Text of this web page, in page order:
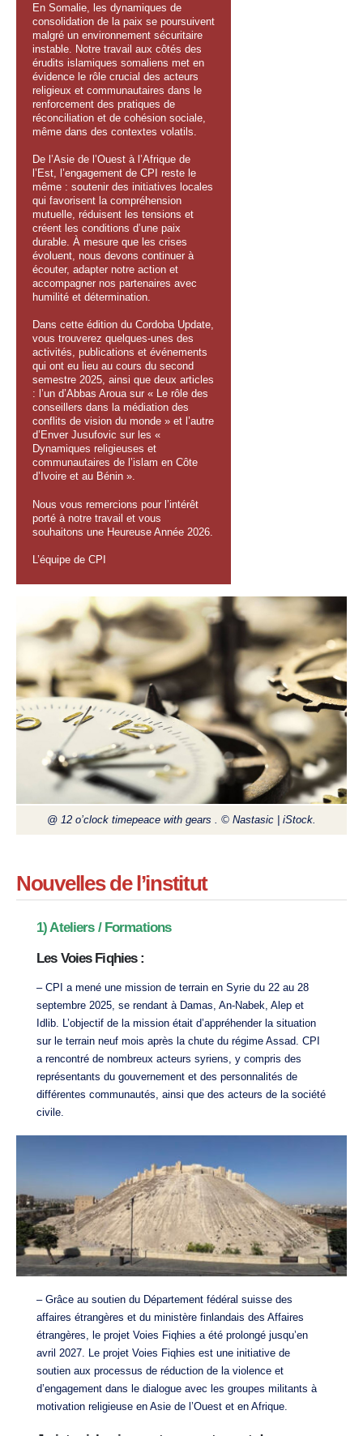
En Somalie, les dynamiques de
consolidation de la paix se poursuivent
malgré un environnement sécuritaire
instable. Notre travail aux côtés des
érudits islamiques somaliens met en
évidence le rôle crucial des acteurs
religieux et communautaires dans le
renforcement des pratiques de
réconciliation et de cohésion sociale,
même dans des contextes volatils.
De l’Asie de l’Ouest à l’Afrique de
l’Est, l’engagement de CPI reste le
même : soutenir des initiatives locales
qui favorisent la compréhension
mutuelle, réduisent les tensions et
créent les conditions d’une paix
durable. À mesure que les crises
évoluent, nous devons continuer à
écouter, adapter notre action et
accompagner nos partenaires avec
humilité et détermination.
Dans cette édition du Cordoba Update,
vous trouverez quelques-unes des
activités, publications et événements
qui ont eu lieu au cours du second
semestre 2025, ainsi que deux articles
: l’un d’Abbas Aroua sur « Le rôle des
conseillers dans la médiation des
conflits de vision du monde » et l’autre
d’Enver Jusufovic sur les «
Dynamiques religieuses et
communautaires de l’islam en Côte
d’Ivoire et au Bénin ».
Nous vous remercions pour l’intérêt
porté à notre travail et vous
souhaitons une Heureuse Année 2026.
L’équipe de CPI
@ 12 o’clock timepeace with gears . © Nastasic | iStock.
Nouvelles de l’institut
1) Ateliers / Formations
Les Voies Fiqhies :
– CPI a mené une mission de terrain en Syrie du 22 au 28
septembre 2025, se rendant à Damas, An-Nabek, Alep et
Idlib. L’objectif de la mission était d’appréhender la situation
sur le terrain neuf mois après la chute du régime Assad. CPI
a rencontré de nombreux acteurs syriens, y compris des
représentants du gouvernement et des personnalités de
différentes communautés, ainsi que des acteurs de la société
civile.
– Grâce au soutien du Département fédéral suisse des
affaires étrangères et du ministère finlandais des Affaires
étrangères, le projet Voies Fiqhies a été prolongé jusqu’en
avril 2027. Le projet Voies Fiqhies est une initiative de
soutien aux processus de réduction de la violence et
d’engagement dans le dialogue avec les groupes militants à
motivation religieuse en Asie de l’Ouest et en Afrique.